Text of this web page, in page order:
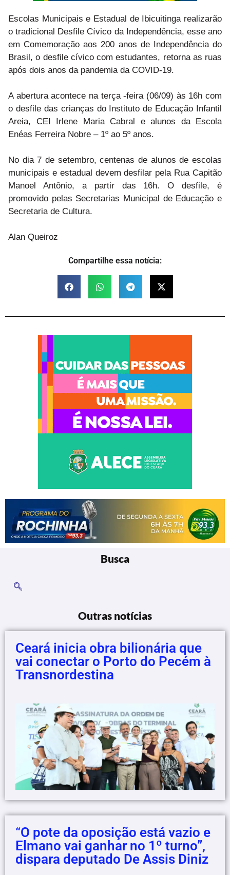
Escolas Municipais e Estadual de Ibicuitinga realizarão
o tradicional Desfile Cívico da Independência, esse ano
em Comemoração aos 200 anos de Independência do
Brasil, o desfile cívico com estudantes, retorna as ruas
após dois anos da pandemia da COVID-19.
A abertura acontece na terça -feira (06/09) às 16h com
o desfile das crianças do Instituto de Educação Infantil
Areia, CEI Irlene Maria Cabral e alunos da Escola
Enéas Ferreira Nobre – 1º ao 5º anos.
No dia 7 de setembro, centenas de alunos de escolas
municipais e estadual devem desfilar pela Rua Capitão
Manoel Antônio, a partir das 16h. O desfile, é
promovido pelas Secretarias Municipal de Educação e
Secretaria de Cultura.
Alan Queiroz
Compartilhe essa notícia:
Busca
Outras notícias
Ceará inicia obra bilionária que
vai conectar o Porto do Pecém à
Transnordestina
“O pote da oposição está vazio e
Elmano vai ganhar no 1º turno”,
dispara deputado De Assis Diniz